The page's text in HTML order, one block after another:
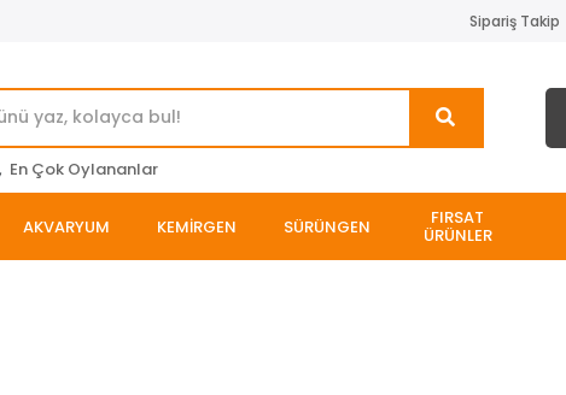
Sipariş Takip
, En Çok Oylananlar
AKVARYUM KEMİRGEN SÜRÜNGEN FIRSAT
ÜRÜNLER